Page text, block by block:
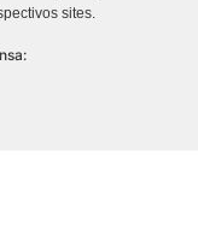
sites.